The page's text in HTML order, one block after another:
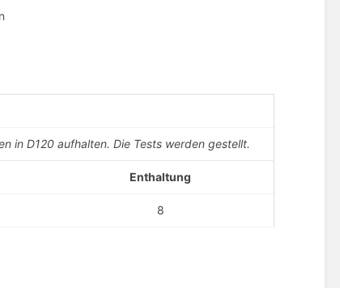
in D120 aufhalten. Die Tests werden gestellt.
Enthaltung
8